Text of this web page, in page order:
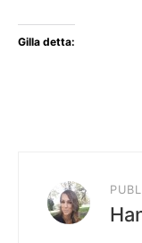
Gilla detta: